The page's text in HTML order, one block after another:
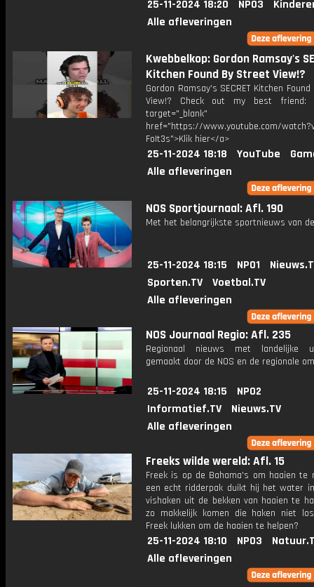
25-11-2024 18:20 NPO3
Alle afleveringen
Kwebbelkop: Gordon Ramsay's
Kitchen Found By Street View!?
Gordon Ramsay's SECRET Kitchen
View!? Check out my best friend:
target="_blank"
href="https://www.youtube.com/
FoIt3s">Klik hier</a>
25-11-2024 18:18 YouTube
Alle afleveringen
NOS Sportjournaal: Afl. 190
Met het belangrijkste sportnieuws van
25-11-2024 18:15 NPO1
Sporten.TV
Voetbal.TV
Alle afleveringen
NOS Journaal Regio: Afl. 235
Regionaal nieuws met landelijke
gemaakt door de NOS en de regionale
25-11-2024 18:15
NPO2
Informatief.TV
Nieuws.TV
Alle afleveringen
Freeks wilde wereld: Afl. 15
Freek is op de Bahama's om haaien te
een echt ridderpak duikt hij het water
vishaken uit de bekken van haaien te
zo makkelijk komen die haken niet
Freek lukken om de haaien te helpen?
25-11-2024 18:10 NPO3
Alle afleveringen